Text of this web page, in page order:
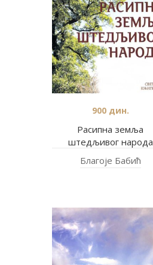
Расипна земља
штедљивог народа
900дин.
Благоје Бабић